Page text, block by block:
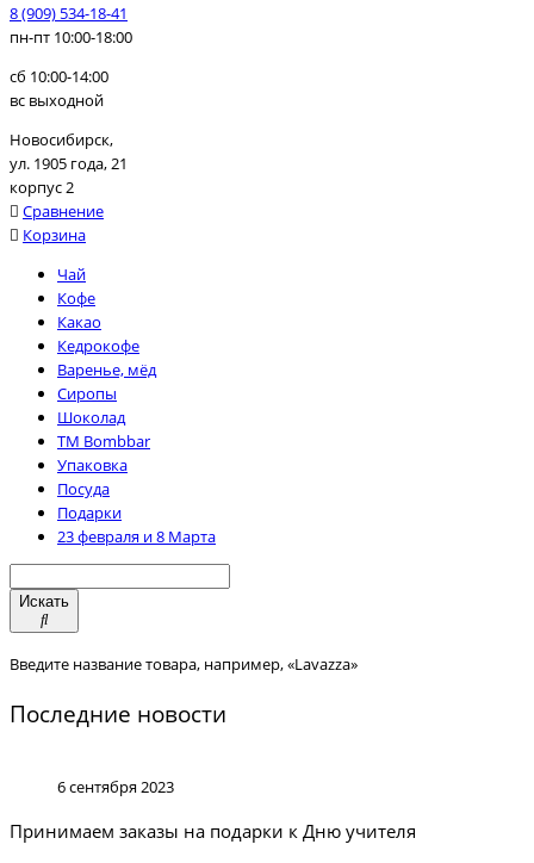
8 (909) 534-18-41
пн-пт 10:00-18:00
сб 10:00-14:00
вс выходной
Новосибирск,
ул. 1905 года, 21
корпус 2
Сравнение
Корзина
Чай
Кофе
Какао
Кедрокофе
Варенье, мёд
Сиропы
Шоколад
TM Bombbar
Упаковка
Посуда
Подарки
23 февраля и 8 Марта
Искать
Введите название товара, например, «Lavazza»
Последние новости
6 сентября 2023
Принимаем заказы на подарки к Дню учителя